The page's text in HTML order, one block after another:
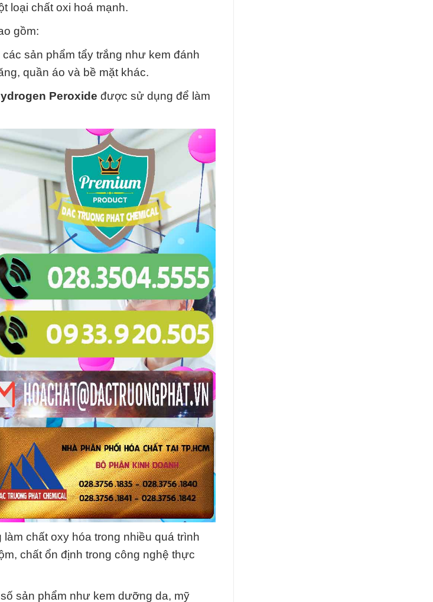
loại chất oxi hoá mạnh.
gồm:
sản phẩm tẩy trắng như kem đánh
quần áo và bề mặt khác.
Peroxide được sử dụng để làm
chất oxy hóa trong nhiều quá trình
chất ổn định trong công nghệ thực
sản phẩm như kem dưỡng da, mỹ